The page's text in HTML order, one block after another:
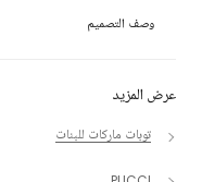
عرض المزيد
توبات ماركات للبنات
وصف التصميم